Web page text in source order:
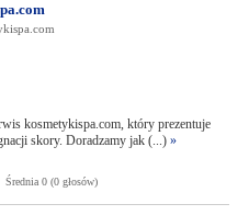
kosmetykispa.com, który prezentuje
skory. Doradzamy jak (...) »
0 (0 głosów)